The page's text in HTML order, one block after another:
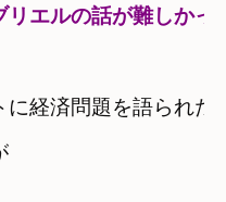
リエルの話が難しかっ
に経済問題を語られた